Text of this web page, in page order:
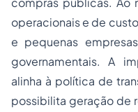
operacionais e de
e pequenas
governamentais. A
alinha à política de
possibilita geração de